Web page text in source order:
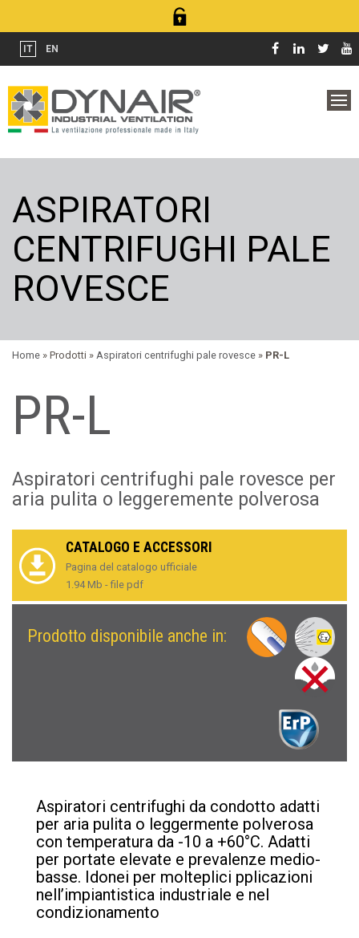
IT EN
ASPIRATORI
CENTRIFUGHI PALE
ROVESCE
Home » Prodotti » Aspiratori centrifughi pale rovesce » PR-L
PR-L
Aspiratori centrifughi pale rovesce per
aria pulita o leggeremente polverosa
CATALOGO E ACCESSORI
Pagina del catalogo ufficiale
1.94 Mb - file pdf
Prodotto disponibile anche in:
Aspiratori centrifughi da condotto adatti
per aria pulita o leggermente polverosa
con temperatura da -10 a +60°C. Adatti
per portate elevate e prevalenze medio-
basse. Idonei per molteplici pplicazioni
nell’impiantistica industriale e nel
condizionamento